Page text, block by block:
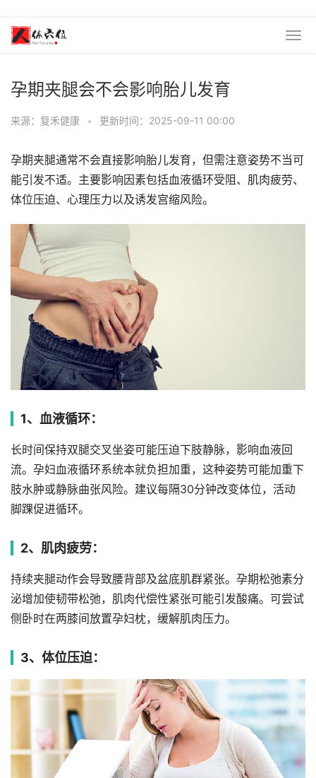
孕期夹腿会不会影响胎儿发育
来源：复禾健康 • 更新时间：2025-09-11 00:00
孕期夹腿通常不会直接影响胎儿发育，但需注意姿势不当可
能引发不适。主要影响因素包括血液循环受阻、肌肉疲劳、
体位压迫、心理压力以及诱发宫缩风险。
1、血液循环：
长时间保持双腿交叉坐姿可能压迫下肢静脉，影响血液回
流。孕妇血液循环系统本就负担加重，这种姿势可能加重下
肢水肿或静脉曲张风险。建议每隔30分钟改变体位，活动
脚踝促进循环。
2、肌肉疲劳：
持续夹腿动作会导致腰背部及盆底肌群紧张。孕期松弛素分
泌增加使韧带松弛，肌肉代偿性紧张可能引发酸痛。可尝试
侧卧时在两膝间放置孕妇枕，缓解肌肉压力。
3、体位压迫：